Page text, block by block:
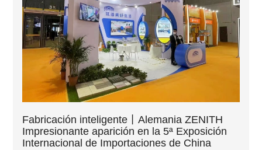
Fabricación inteligente丨Alemania ZENITH
Impresionante aparición en la 5ª Exposición
Internacional de Importaciones de China